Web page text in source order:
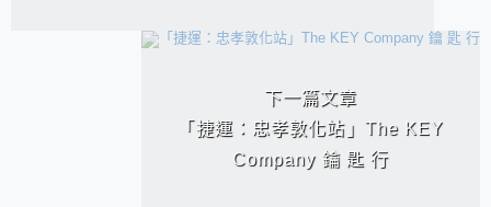
下一篇文章
「捷運：忠孝敦化站」The KEY
Company 鑰 匙 行